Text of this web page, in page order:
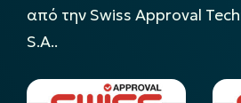
από την Swiss Approval
S.A..